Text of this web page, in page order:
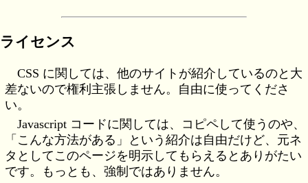
ライセンス
CSS に関しては、他のサイトが紹介しているのと大
差ないので権利主張しません。自由に使ってくださ
い。
Javascript コードに関しては、コピペして使うのや、
「こんな方法がある」という紹介は自由だけど、元ネ
タとしてこのページを明示してもらえるとありがたい
です。もっとも、強制ではありません。